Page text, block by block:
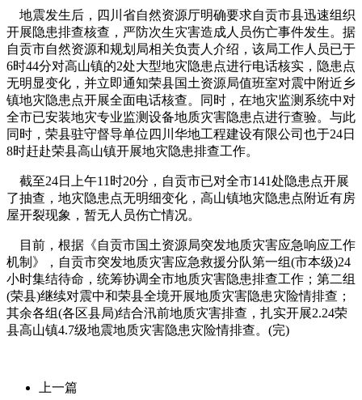
地震发生后，四川省自然资源厅明确要求自贡市县迅速组织
开展隐患排查核查，严防次生灾害造成人员伤亡事件发生。据
自贡市自然资源和规划局相关负责人介绍，该局工作人员已于
6时44分对高山镇的2处大型地灾隐患点进行电话核实，隐患点
无明显变化，并立即通知荣县国土资源局值班室对震中附近乡
镇地灾隐患点开展全面电话核查。同时，在地灾监测系统中对
全市已安装地灾专业监测设备地质灾害隐患点进行查验。与此
同时，荣县驻守督导单位四川华地工程建设有限公司也于24日
8时赶赴荣县高山镇开展地灾隐患排查工作。
截至24日上午11时20分，自贡市已对全市141处隐患点开展
了抽查，地灾隐患点无明细变化，高山镇地灾隐患点附近有房
屋开裂现象，暂无人员伤亡情况。
目前，根据《自贡市国土资源局突发地质灾害应急响应工作
机制》，自贡市突发地质灾害应急救援分队第一组(市本级)24
小时集结待命，统筹协调全市地质灾害隐患排查工作；第二组
(荣县)继续对震中和荣县全境开展地质灾害隐患灾险情排查；
其余各组(各区县局)结合汛前地质灾害排查，扎实开展2.24荣
县高山镇4.7级地震地质灾害隐患灾险情排查。(完)
上一篇